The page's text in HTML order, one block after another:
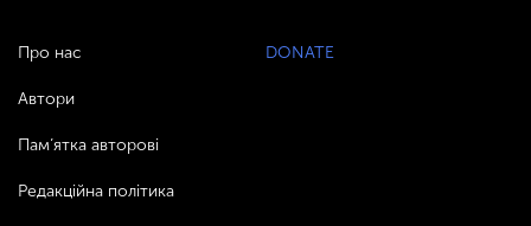
Про нас
Автори
Пам’ятка авторові
Редакційна політика
DONATE